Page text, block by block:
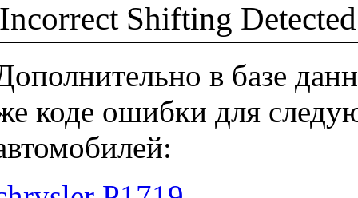
Incorrect Shifting
в базе
коде ошибки для